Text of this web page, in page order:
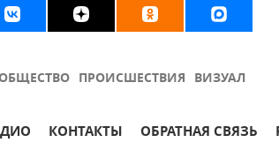
ОБЩЕСТВО ПРОИСШЕСТВИЯ ВИЗУАЛ
КОНТАКТЫ ОБРАТНАЯ СВЯЗЬ